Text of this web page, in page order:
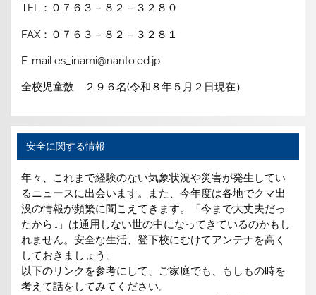
TEL：０７６３－８２－３２８０
FAX：０７６３－８２－３２８１
E-mail:es_inami@nanto.ed.jp
全校児童数 ２９６名(令和８年５月２日現在）
安全に関する情報
年々、これまで経験のない気象状況や災害が発生してい
るニュースに出会います。また、今年度は各地でクマ出
没の情報が頻繁に聞こえてきます。「今まで大丈夫だっ
たから…」は通用しない世の中になってきているのかもし
れません。安全な生活、登下校にむけてアンテナを高く
しておきましょう。
以下のリンクを参考にして、ご家庭でも、もしもの時を
考えて話をしてみてください。